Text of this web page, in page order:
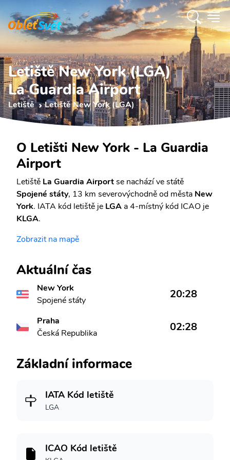
Letiště New York (LGA)
La Guardia Airport
Letiště Letiště New York (LGA)
O Letišti New York - La Guardia
Airport
Letiště La Guardia Airportse nachází ve státě
Spojené státy, 13 km severovýchodně od města New
York. IATA kód letiště je LGA a 4-místný kód ICAO je
KLGA.
Zobrazit na mapě
Aktuální čas
New York
Spojené státy
20:28
Praha
Česká Republika
02:28
Základní informace
IATA Kód letiště
LGA
ICAO Kód letiště